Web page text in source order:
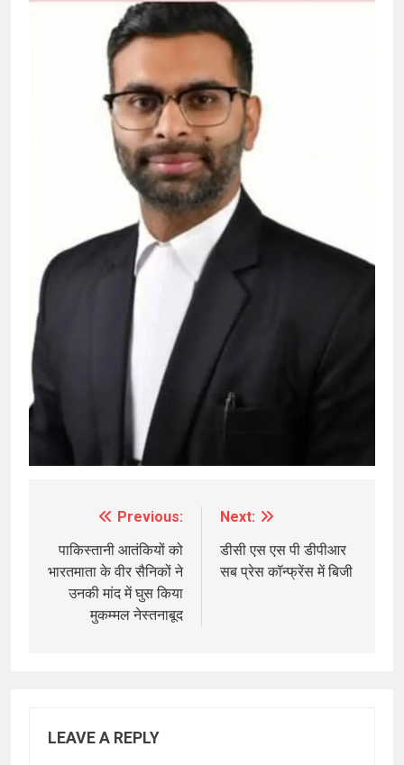
navigation
Previous:
पाकिस्तानी आतंकियों को
भारतमाता के वीर सैनिकों ने
उनकी मांद में घुस किया
मुकम्मल नेस्तनाबूद
Next:
डीसी एस एस पी डीपीआर
सब प्रेस कॉन्फ्रेंस में बिजी
LEAVE A REPLY